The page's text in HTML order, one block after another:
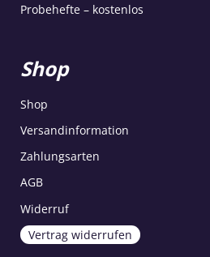
Probehefte – kostenlos
Shop
Shop
Versandinformation
Zahlungsarten
AGB
Widerruf
Vertrag widerrufen